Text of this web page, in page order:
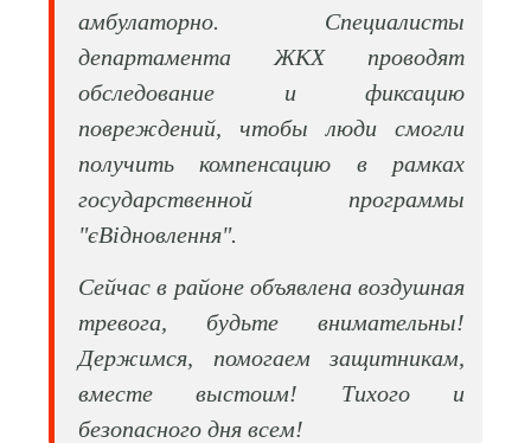
амбулаторно. Специалисты
департамента ЖКХ проводят
обследование и фиксацию
повреждений, чтобы люди смогли
получить компенсацию в рамках
государственной программы
"єВідновлення".
Сейчас в районе объявлена воздушная
тревога, будьте внимательны!
Держимся, помогаем защитникам,
вместе выстоим! Тихого и
безопасного дня всем!